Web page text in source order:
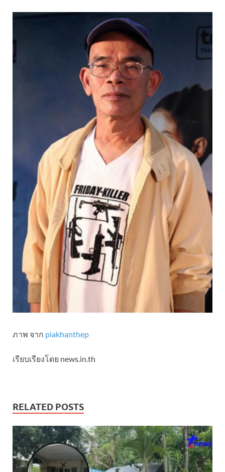
ภาพ จาก piakhanthep
เรียบเรียงโดย news.in.th
RELATED POSTS